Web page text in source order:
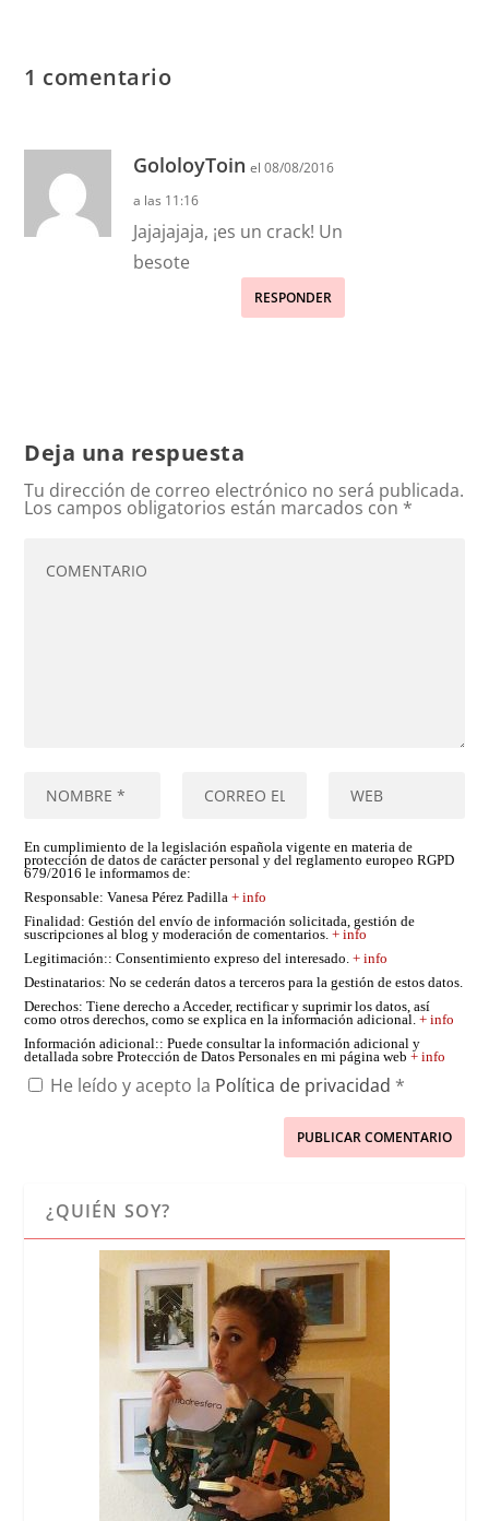
1 comentario
GololoyToin el 08/08/2016
a las 11:16
Jajajajaja, ¡es un crack! Un
besote
RESPONDER
Deja una respuesta
Tu dirección de correo electrónico no será publicada.
Los campos obligatorios están marcados con *
En cumplimiento de la legislación española vigente en materia de
protección de datos de carácter personal y del reglamento europeo RGPD
679/2016 le informamos de:
Responsable: Vanesa Pérez Padilla+ info
Finalidad: Gestión del envío de información solicitada, gestión de
suscripciones al blog y moderación de comentarios.+ info
Legitimación:: Consentimiento expreso del interesado.+ info
Destinatarios: No se cederán datos a terceros para la gestión de estos datos.
Derechos: Tiene derecho a Acceder, rectificar y suprimir los datos, así
como otros derechos, como se explica en la información adicional.+ info
Información adicional:: Puede consultar la información adicional y
detallada sobre Protección de Datos Personales en mi página web+ info
He leído y acepto la Política de privacidad *
¿QUIÉN SOY?